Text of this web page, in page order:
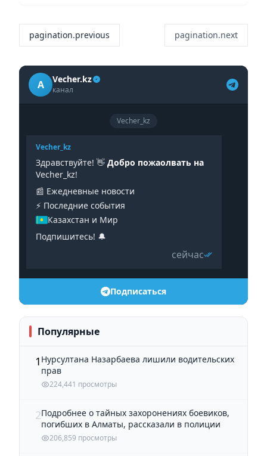
pagination.previous pagination.next
A Vecher.kz
канал
Vecher_kz
Vecher_kz
Здравствуйте! 👋 Добро пожаолвать на
Vecher_kz!
📰 Ежедневные новости
⚡️ Последние события
Казахстан и Мир
Подпишитесь! 🔔
сейчас
Подписаться
Популярные
1 Нурсултана Назарбаева лишили водительских
прав
224,441 просмотры
2Подробнее о тайных захоронениях боевиков,
погибших в Алматы, рассказали в полиции
206,859 просмотры